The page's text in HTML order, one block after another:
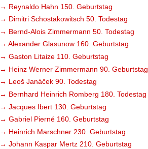
→ Reynaldo Hahn 150. Geburtstag
→ Dimitri Schostakowitsch 50. Todestag
→ Bernd-Alois Zimmermann 50. Todestag
→ Alexander Glasunow 160. Geburtstag
→ Gaston Litaize 110. Geburtstag
→ Heinz Werner Zimmermann 90. Geburtstag
→ Leoš Janáček 90. Todestag
→ Bernhard Heinrich Romberg 180. Todestag
→ Jacques Ibert 130. Geburtstag
→ Gabriel Pierné 160. Geburtstag
→ Heinrich Marschner 230. Geburtstag
→ Johann Kaspar Mertz 210. Geburtstag